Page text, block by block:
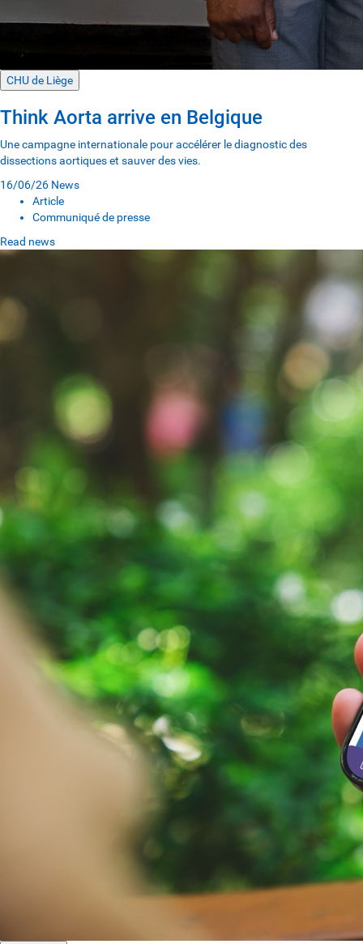
CHU de Liège
Think Aorta arrive en Belgique
Une campagne internationale pour accélérer le diagnostic des
dissections aortiques et sauver des vies.
16/06/26 News
Article
Communiqué de presse
Read news